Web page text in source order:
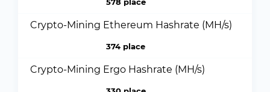
Crypto-Mining Ethereum Hashrate (MH/s)
374 place
Crypto-Mining Ergo Hashrate (MH/s)